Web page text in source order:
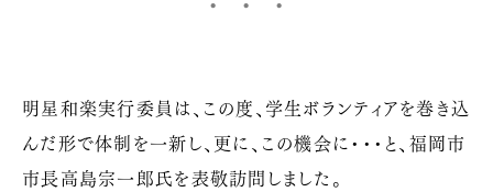
明星和楽実行委員は、この度、学生ボランティアを巻き込
んだ形で体制を一新し、更に、この機会に・・・と、福岡市
市長高島宗一郎氏を表敬訪問しました。